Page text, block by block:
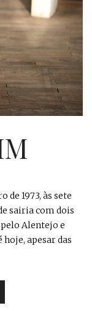
de 1973, às sete
sairia com dois
Alentejo e
hoje, apesar das